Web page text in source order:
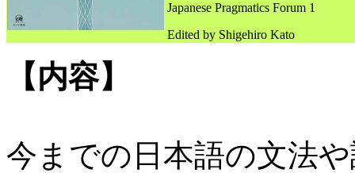
Japanese Pragmatics Forum 1
Edited by Shigehiro Kato
【内容】
今までの日本語の文法